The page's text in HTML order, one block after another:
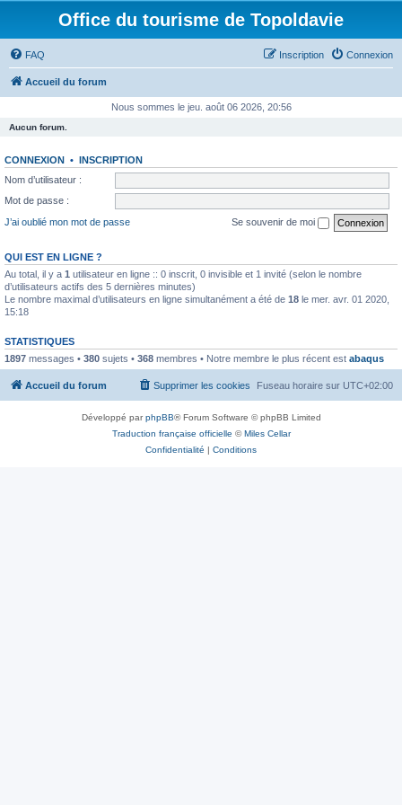
Office du tourisme de Topoldavie
FAQ Connexion
Inscription
Accueil du forum
Nous sommes le jeu. août 06 2026, 20:56
Aucun forum.
CONNEXION • INSCRIPTION
Nom d’utilisateur :
Mot de passe :
J’ai oublié mon mot de passe
Se souvenir de moi
QUI EST EN LIGNE ?
Au total, il y a 1 utilisateur en ligne :: 0 inscrit, 0 invisible et 1 invité (selon le nombre
d’utilisateurs actifs des 5 dernières minutes)
Le nombre maximal d’utilisateurs en ligne simultanément a été de 18 le mer. avr. 01 2020,
15:18
STATISTIQUES
1897 messages • 380 sujets • 368 membres • Notre membre le plus récent est abaqus
Accueil du forum Fuseau horaire sur UTC+02:00
Supprimer les cookies
Développé parphpBB® Forum Software © phpBB Limited
Traduction française officielle ©Miles Cellar
Confidentialité | Conditions